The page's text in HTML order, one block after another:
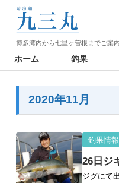
博多湾内から七里ヶ曽根までご案
ホーム 釣果
2020年11月
釣果情報
26日ジ
ジグにて